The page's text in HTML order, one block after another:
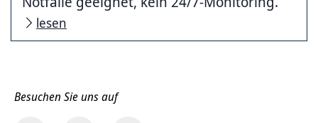
lesen
Besuchen Sie uns auf